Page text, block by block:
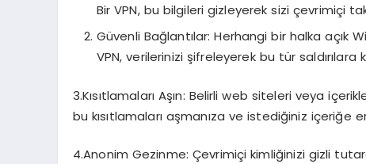
Bir VPN, bu bilgileri gizleyerek sizi çevrimiçi
Güvenli Bağlantılar: Herhangi bir halka açık
VPN, verilerinizi şifreleyerek bu tür saldırılara
3.Kısıtlamaları Aşın: Belirli web siteleri veya
bu kısıtlamaları aşmanıza ve istediğiniz içeriğe
4.Anonim Gezinme: Çevrimiçi kimliğinizi gizli